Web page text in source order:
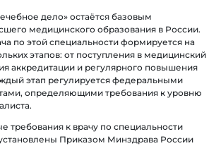
дело» остаётся базовым
медицинского образования в России.
по этой специальности формируется на
этапов: от поступления в медицинский
аккредитации и регулярного повышения
этап регулируется федеральными
определяющими требования к уровню
требования к врачу по специальности
Приказом Минздрава России